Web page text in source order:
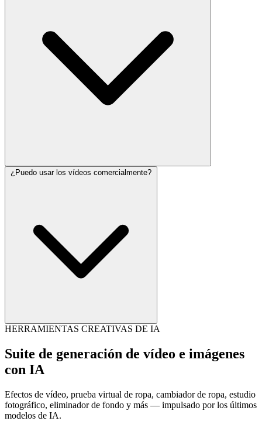
¿Puedo usar los vídeos comercialmente?
HERRAMIENTAS CREATIVAS DE IA
Suite de generación de vídeo e imágenes
con IA
Efectos de vídeo, prueba virtual de ropa, cambiador de ropa, estudio
fotográfico, eliminador de fondo y más — impulsado por los últimos
modelos de IA.